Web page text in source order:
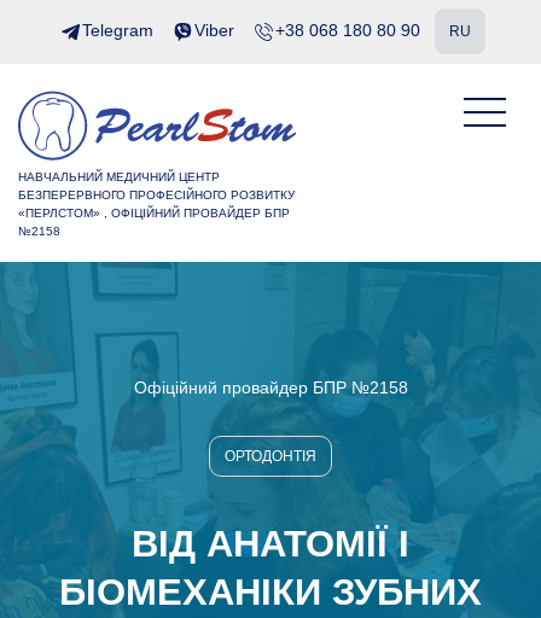
Telegram Viber +38 068 180 80 90 RU
НАВЧАЛЬНИЙ МЕДИЧНИЙ ЦЕНТР
БЕЗПЕРЕРВНОГО ПРОФЕСІЙНОГО РОЗВИТКУ
«ПЕРЛСТОМ» , ОФІЦІЙНИЙ ПРОВАЙДЕР БПР
№2158
Офіційний провайдер БПР №2158
ОРТОДОНТІЯ
ВІД АНАТОМІЇ І
БІОМЕХАНІКИ ЗУБНИХ